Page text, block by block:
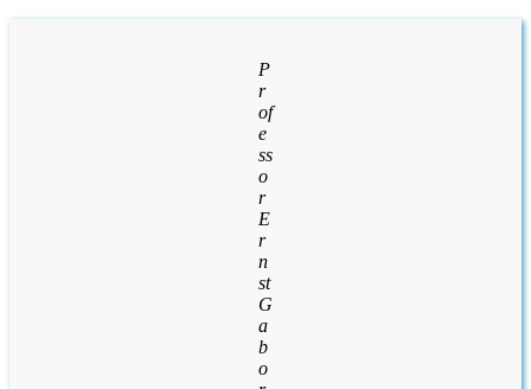
P
r
of
e
ss
o
r
E
r
n
st
G
a
b
o